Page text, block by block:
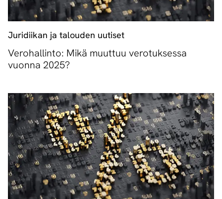
Juridiikan ja talouden uutiset
Verohallinto: Mikä muuttuu verotuksessa
vuonna 2025?